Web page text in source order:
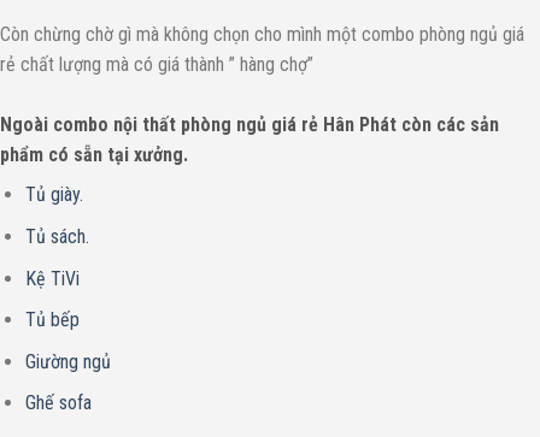
Còn chừng chờ gì mà không chọn cho mình một combo phòng ngủ giá
rẻ chất lượng mà có giá thành ” hàng chợ”
Ngoài combo nội thất phòng ngủ giá rẻ Hân Phát còn các sản
phẩm có sẵn tại xưởng.
Tủ giày.
Tủ sách.
Kệ TiVi
Tủ bếp
Giường ngủ
Ghế sofa